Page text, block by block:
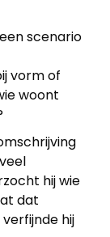
scenario
vorm of
woont
hij wie
dat
hij